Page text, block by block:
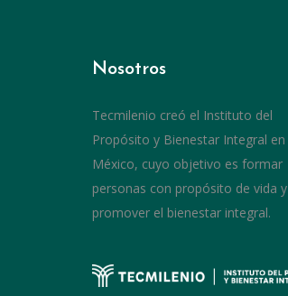
Nosotros
Tecmilenio creó el Instituto del
Propósito y Bienestar Integral en
México, cuyo objetivo es formar
personas con propósito de vida y
promover el bienestar integral.